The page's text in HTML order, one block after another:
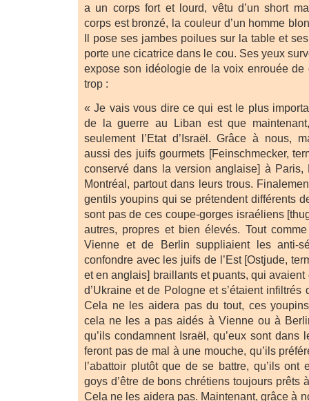
a un corps fort et lourd, vêtu d’un short
corps est bronzé, la couleur d’un homme
Il pose ses jambes poilues sur la table et
porte une cicatrice dans le cou. Ses yeux
expose son idéologie de la voix enrouée de
trop :
« Je vais vous dire ce qui est le plus
de la guerre au Liban est que
seulement l’Etat d’Israël. Grâce à nous,
aussi des juifs gourmets [Feinschmecker,
conservé dans la version anglaise] à Paris,
Montréal, partout dans leurs trous.
gentils youpins qui se prétendent différents
sont pas de ces coupe-gorges israéliens
autres, propres et bien élevés. Tout
Vienne et de Berlin suppliaient les anti-
confondre avec les juifs de l’Est [Ostjude,
et en anglais] braillants et puants, qui
d’Ukraine et de Pologne et s’étaient infiltrés
Cela ne les aidera pas du tout, ces
cela ne les a pas aidés à Vienne ou à
qu’ils condamnent Israël, qu’eux sont dans
feront pas de mal à une mouche, qu’ils
l’abattoir plutôt que de se battre, qu’ils ont
goys d’être de bons chrétiens toujours prêts
Cela ne les aidera pas. Maintenant, grâce à